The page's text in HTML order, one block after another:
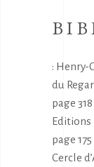
: Henry-
du
page
Editions
page
Cercle